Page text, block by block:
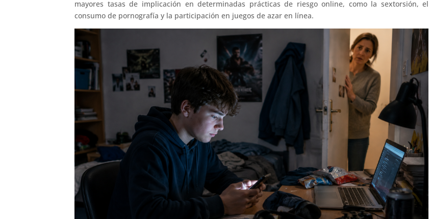
mayores tasas de implicación en determinadas prácticas de riesgo online, como la sextorsión, el
consumo de pornografía y la participación en juegos de azar en línea.